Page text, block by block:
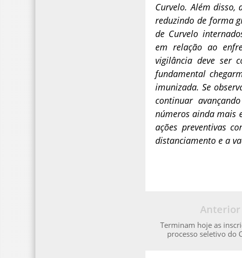
Curvelo. Além
reduzindo de forma
de Curvelo
em relação ao
vigilância deve ser
fundamental
imunizada. Se
continuar
números ainda mais
ações preventivas
distanciamento e a
Anterior
Terminam hoje as
processo seletivo do